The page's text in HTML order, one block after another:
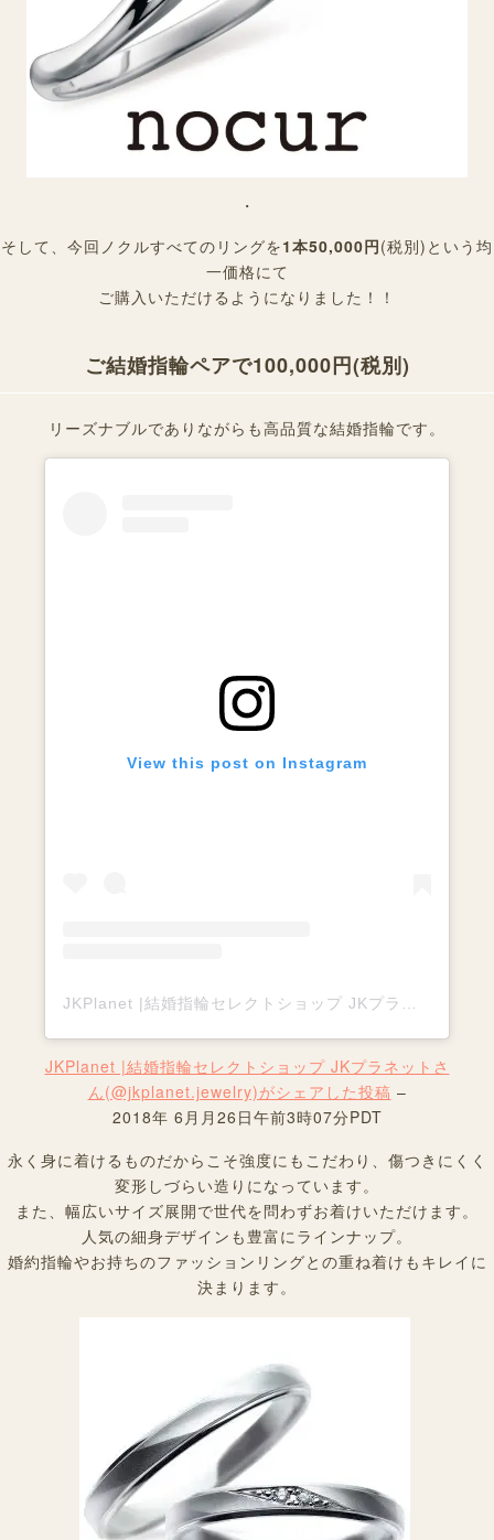
・
そして、今回ノクルすべてのリングを1本50,000円(税別) という均
一価格にて
ご購入いただけるようになりました！！
ご結婚指輪ペアで100,000円(税別)
リーズナブルでありながらも高品質な結婚指輪です。
View this post on Instagram
JKPlanet |結婚指輪セレクトショップ JKプラネットさ
ん(@jkplanet.jewelry)がシェアした投稿 –
2018年 6月月26日午前3時07分PDT
永く身に着けるものだからこそ強度にもこだわり、傷つきにくく
変形しづらい造りになっています。
また、幅広いサイズ展開で世代を問わずお着けいただけます。
人気の細身デザインも豊富にラインナップ。
婚約指輪やお持ちのファッションリングとの重ね着けもキレイに
決まります。